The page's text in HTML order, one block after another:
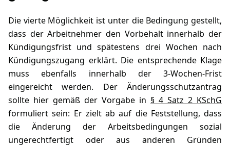
Die vierte Möglichkeit ist unter die Bedingung gestellt,
dass der Arbeitnehmer den Vorbehalt innerhalb der
Kündigungsfrist und spätestens drei Wochen nach
Kündigungszugang erklärt. Die entsprechende Klage
muss ebenfalls innerhalb der 3-Wochen-Frist
eingereicht werden. Der Änderungsschutzantrag
sollte hier gemäß der Vorgabe in § 4 Satz 2 KSchG
formuliert sein: Er zielt ab auf die Feststellung, dass
die Änderung der Arbeitsbedingungen sozial
ungerechtfertigt oder aus anderen Gründen